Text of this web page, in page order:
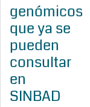
genómicos
que ya se
pueden
consultar
en
SINBAD